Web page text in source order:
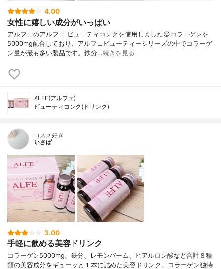
4.00
女性に嬉しい成分がいっぱい
アルフェのアルフェ ビューティコンクを使用しました😊コラーゲンを
5000mg配合しており、アルフェビューティーシリーズの中でコラーゲ
ン量が最も多い製品です。鉄分…続きを見る
ALFE(アルフェ)
ビューティコンク(ドリンク)
コスメ好き
いさぱ
3.00
手軽に飲める美容ドリンク
コラーゲン5000mg、鉄分、レモンバーム、ヒアルロン酸など合計８種
類の美容成分をギューッと１本に詰めた美容ドリンク。コラーゲン独特